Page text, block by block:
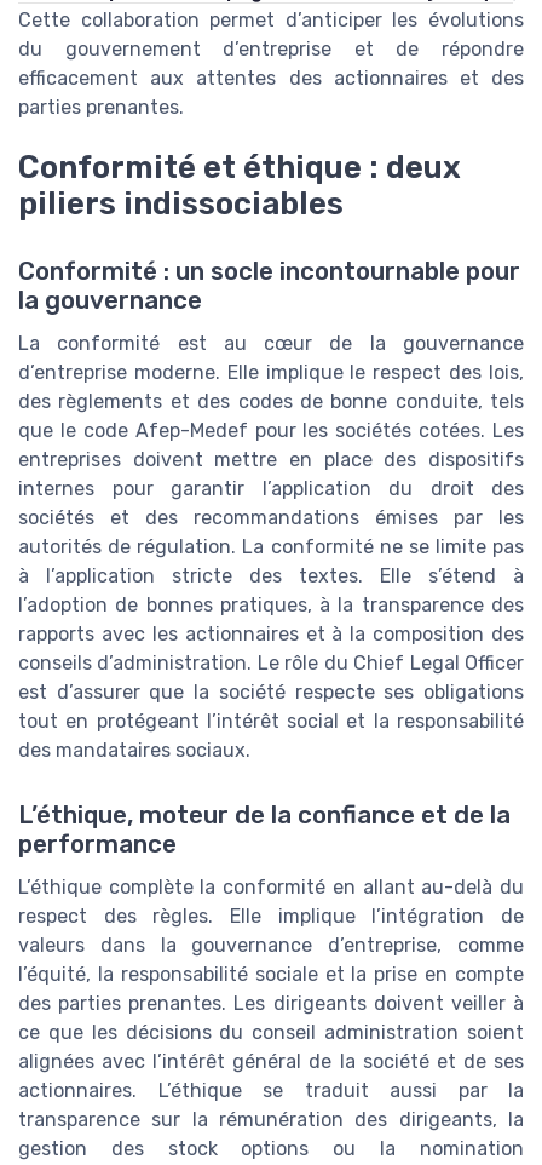
Cette collaboration permet d’anticiper les évolutions
du gouvernement d’entreprise et de répondre
efficacement aux attentes des actionnaires et des
parties prenantes.
Conformité et éthique : deux
piliers indissociables
Conformité : un socle incontournable pour
la gouvernance
La conformité est au cœur de la gouvernance
d’entreprise moderne. Elle implique le respect des lois,
des règlements et des codes de bonne conduite, tels
que le code Afep-Medef pour les sociétés cotées. Les
entreprises doivent mettre en place des dispositifs
internes pour garantir l’application du droit des
sociétés et des recommandations émises par les
autorités de régulation. La conformité ne se limite pas
à l’application stricte des textes. Elle s’étend à
l’adoption de bonnes pratiques, à la transparence des
rapports avec les actionnaires et à la composition des
conseils d’administration. Le rôle du Chief Legal Officer
est d’assurer que la société respecte ses obligations
tout en protégeant l’intérêt social et la responsabilité
des mandataires sociaux.
L’éthique, moteur de la confiance et de la
performance
L’éthique complète la conformité en allant au-delà du
respect des règles. Elle implique l’intégration de
valeurs dans la gouvernance d’entreprise, comme
l’équité, la responsabilité sociale et la prise en compte
des parties prenantes. Les dirigeants doivent veiller à
ce que les décisions du conseil administration soient
alignées avec l’intérêt général de la société et de ses
actionnaires. L’éthique se traduit aussi par la
transparence sur la rémunération des dirigeants, la
gestion des stock options ou la nomination